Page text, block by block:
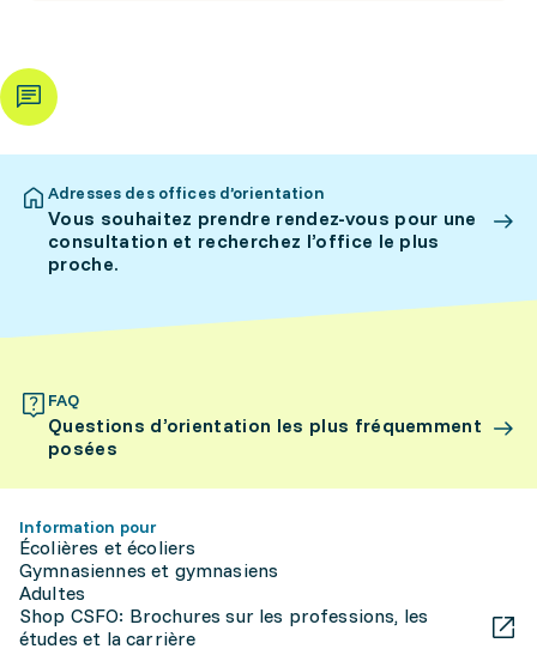
Adresses des offices d’orientation
Vous souhaitez prendre rendez-vous pour une
consultation et recherchez l’office le plus
proche.
FAQ
Questions d’orientation les plus fréquemment
posées
Information pour
Écolières et écoliers
Gymnasiennes et gymnasiens
Adultes
Shop CSFO: Brochures sur les professions, les
études et la carrière